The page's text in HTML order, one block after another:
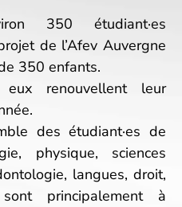
350 étudiant·es
de l’Afev Auvergne
350 enfants.
eux renouvellent leur
des étudiant·es de
physique, sciences
langues, droit,
principalement à